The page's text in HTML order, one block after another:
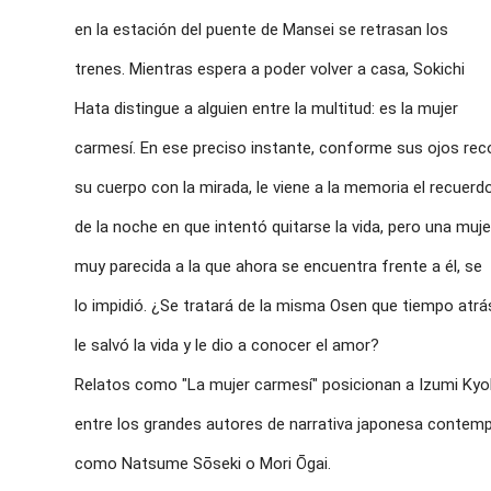
en la estación del puente de Mansei se retrasan los
trenes. Mientras espera a poder volver a casa, Sokichi
Hata distingue a alguien entre la multitud: es la mujer
carmesí. En ese preciso instante, conforme sus ojos
su cuerpo con la mirada, le viene a la memoria el
de la noche en que intentó quitarse la vida, pero una
muy parecida a la que ahora se encuentra frente a él, se
lo impidió. ¿Se tratará de la misma Osen que tiempo
le salvó la vida y le dio a conocer el amor?
Relatos como "La mujer carmesí" posicionan a Izumi
entre los grandes autores de narrativa japonesa
como Natsume Sōseki o Mori Ōgai.